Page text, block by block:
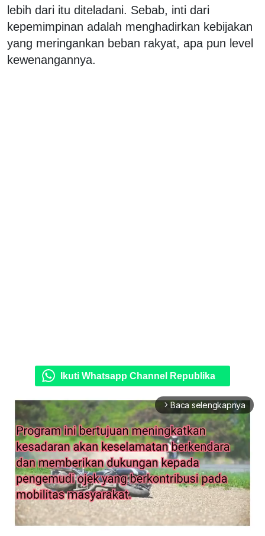
lebih dari itu diteladani. Sebab, inti dari
kepemimpinan adalah menghadirkan kebijakan
yang meringankan beban rakyat, apa pun level
kewenangannya.
Ikuti Whatsapp Channel Republika
arrow_forward_ios Baca selengkapnya